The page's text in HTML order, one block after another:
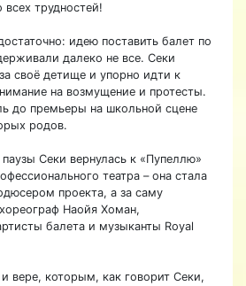
всех трудностей!
идею поставить балет по
далеко не все. Секи
своё детище и упорно идти к
на возмущение и протесты.
до премьеры на школьной сцене
родов.
Секи вернулась к «Пупеллю»
театра – она стала
проекта, а за саму
Наойя Хоман,
балета и музыканты Royal
вере, которым, как говорит Секи,